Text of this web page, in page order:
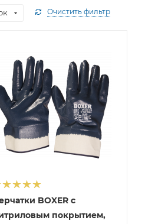
Очистить фильтр
BOXER с
покрытием,